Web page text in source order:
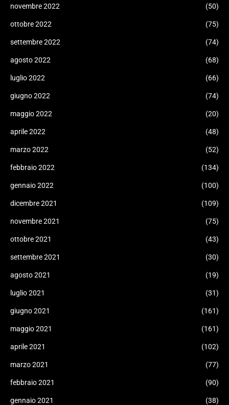
novembre 2022 (50)
ottobre 2022 (75)
settembre 2022 (74)
agosto 2022 (68)
luglio 2022 (66)
giugno 2022 (74)
maggio 2022 (20)
aprile 2022 (48)
marzo 2022 (52)
febbraio 2022 (134)
gennaio 2022 (100)
dicembre 2021 (109)
novembre 2021 (75)
ottobre 2021 (43)
settembre 2021 (30)
agosto 2021 (19)
luglio 2021 (31)
giugno 2021 (161)
maggio 2021 (161)
aprile 2021 (102)
marzo 2021 (77)
febbraio 2021 (90)
gennaio 2021 (38)